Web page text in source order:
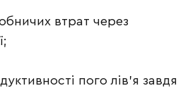
втрат через
пого лів’я завдя